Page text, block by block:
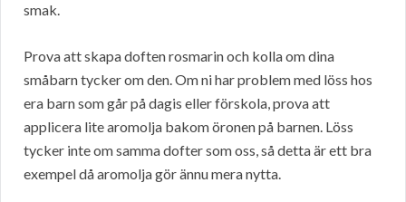
smak.
Prova att skapa doften rosmarin och kolla om dina
småbarn tycker om den. Om ni har problem med löss hos
era barn som går på dagis eller förskola, prova att
applicera lite aromolja bakom öronen på barnen. Löss
tycker inte om samma dofter som oss, så detta är ett bra
exempel då aromolja gör ännu mera nytta.